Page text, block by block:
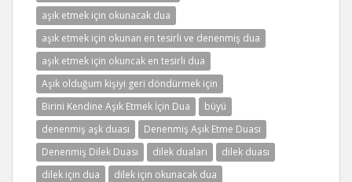
aşık etmek için okunacak dua
aşık etmek için okunan en tesirli ve denenmiş dua
aşık etmek için okuncak en tesirli dua
Aşık olduğum kişiyi geri döndürmek için
Birini Kendine Aşık Etmek İçin Dua
büyü
denenmiş aşk duası
Denenmiş Aşık Etme Duası
Denenmiş Dilek Duası
dilek duaları
dilek duası
dilek için dua
dilek için okunacak dua